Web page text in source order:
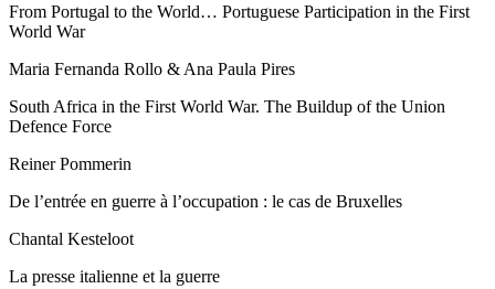
From Portugal to the World… Portuguese Participation in the First
World War
Maria Fernanda Rollo & Ana Paula Pires
South Africa in the First World War. The Buildup of the Union
Defence Force
Reiner Pommerin
De l’entrée en guerre à l’occupation : le cas de Bruxelles
Chantal Kesteloot
La presse italienne et la guerre